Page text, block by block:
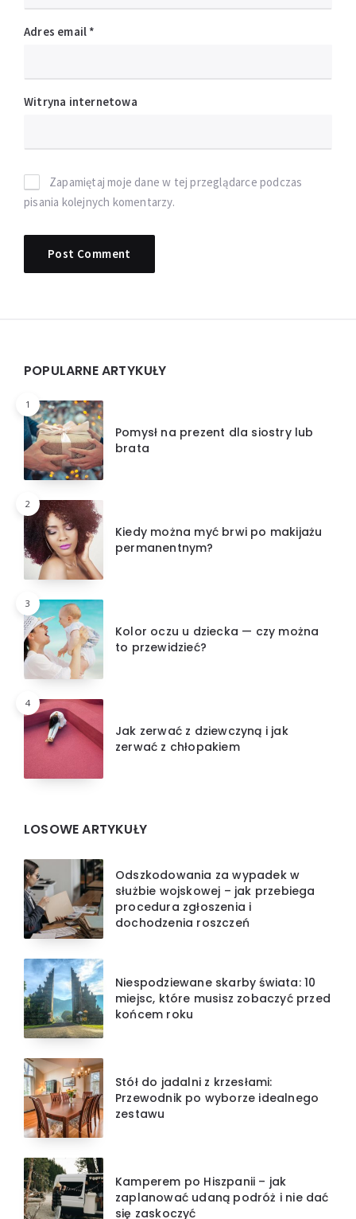
Adres email *
Witryna internetowa
Zapamiętaj moje dane w tej przeglądarce podczas
pisania kolejnych komentarzy.
Widgets
POPULARNE ARTYKUŁY
1
Pomysł na prezent dla siostry lub
brata
2
Kiedy można myć brwi po makijażu
permanentnym?
3
Kolor oczu u dziecka — czy można
to przewidzieć?
4
Jak zerwać z dziewczyną i jak
zerwać z chłopakiem
LOSOWE ARTYKUŁY
Odszkodowania za wypadek w
służbie wojskowej – jak przebiega
procedura zgłoszenia i
dochodzenia roszczeń
Niespodziewane skarby świata: 10
miejsc, które musisz zobaczyć przed
końcem roku
Stół do jadalni z krzesłami:
Przewodnik po wyborze idealnego
zestawu
Kamperem po Hiszpanii – jak
zaplanować udaną podróż i nie dać
się zaskoczyć